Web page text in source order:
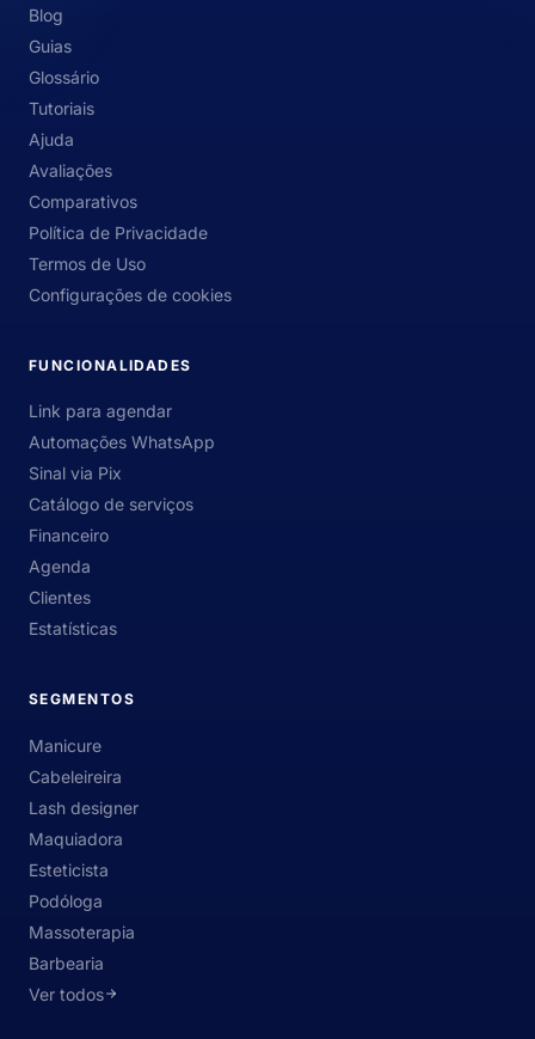
Blog
Guias
Glossário
Tutoriais
Ajuda
Avaliações
Comparativos
Política de Privacidade
Termos de Uso
Configurações de cookies
FUNCIONALIDADES
Link para agendar
Automações WhatsApp
Sinal via Pix
Catálogo de serviços
Financeiro
Agenda
Clientes
Estatísticas
SEGMENTOS
Manicure
Cabeleireira
Lash designer
Maquiadora
Esteticista
Podóloga
Massoterapia
Barbearia
Ver todos